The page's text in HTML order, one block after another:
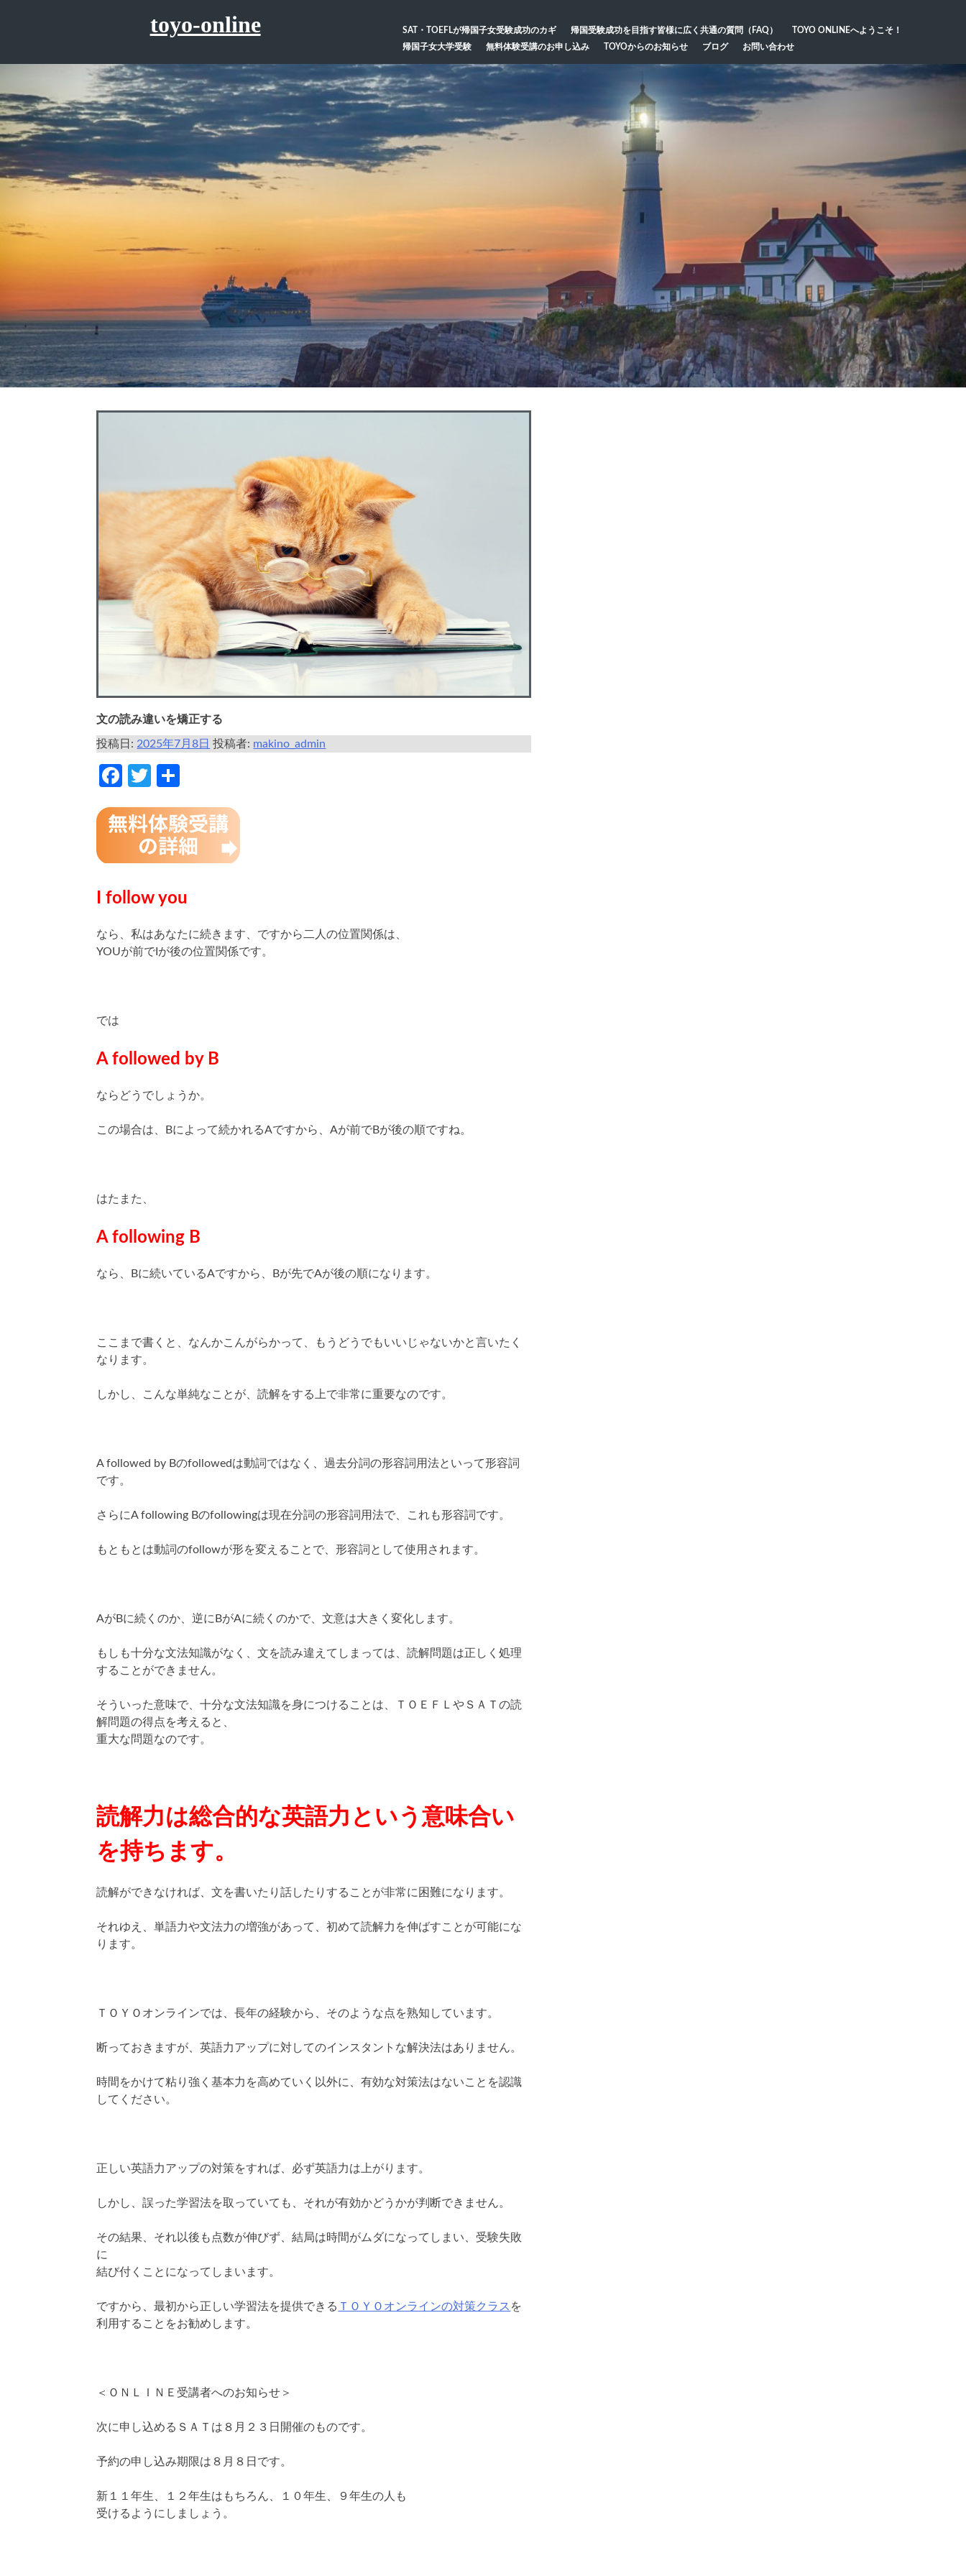
へ
ス
キ
ッ
プ
toyo-online SAT・TOEFLが帰国子女受験成功のカギ 帰国受験成功を目指す皆様に広く共通の質問（FAQ）
TOYO ONLINEへようこそ！
帰国子女大学受験
無料体験受講のお申し込み TOYOからのお知らせ ブログ お問い合わせ
文の読み違いを矯正する
投稿日:2025年7月8日 投稿者: makino_admin
Facebook
Twitter
I follow you
なら、私はあなたに続きます、ですから二人の位置関係は、
YOUが前でIが後の位置関係です。
では
A followed by B
ならどうでしょうか。
この場合は、Bによって続かれるAですから、Aが前でBが後の順ですね。
はたまた、
A following B
なら、Bに続いているAですから、Bが先でAが後の順になります。
ここまで書くと、なんかこんがらかって、もうどうでもいいじゃないかと言いたく
なります。
しかし、こんな単純なことが、読解をする上で非常に重要なのです。
A followed by Bのfollowedは動詞ではなく、過去分詞の形容詞用法といって形容詞
です。
さらにA following Bのfollowingは現在分詞の形容詞用法で、これも形容詞です。
もともとは動詞のfollowが形を変えることで、形容詞として使用されます。
AがBに続くのか、逆にBがAに続くのかで、文意は大きく変化します。
もしも十分な文法知識がなく、文を読み違えてしまっては、読解問題は正しく処理
することができません。
そういった意味で、十分な文法知識を身につけることは、ＴＯＥＦＬやＳＡＴの読
解問題の得点を考えると、
重大な問題なのです。
読解力は総合的な英語力という意味合い
を持ちます。
読解ができなければ、文を書いたり話したりすることが非常に困難になります。
それゆえ、単語力や文法力の増強があって、初めて読解力を伸ばすことが可能にな
ります。
ＴＯＹＯオンラインでは、長年の経験から、そのような点を熟知しています。
断っておきますが、英語力アップに対してのインスタントな解決法はありません。
時間をかけて粘り強く基本力を高めていく以外に、有効な対策法はないことを認識
してください。
正しい英語力アップの対策をすれば、必ず英語力は上がります。
しかし、誤った学習法を取っていても、それが有効かどうかが判断できません。
その結果、それ以後も点数が伸びず、結局は時間がムダになってしまい、受験失敗
に
結び付くことになってしまいます。
ですから、最初から正しい学習法を提供できる ＴＯＹＯオンラインの対策クラス を
利用することをお勧めします。
＜ＯＮＬＩＮＥ受講者へのお知らせ＞
次に申し込めるＳＡＴは８月２３日開催のものです。
予約の申し込み期限は８月８日です。
新１１年生、１２年生はもちろん、１０年生、９年生の人も
受けるようにしましょう。